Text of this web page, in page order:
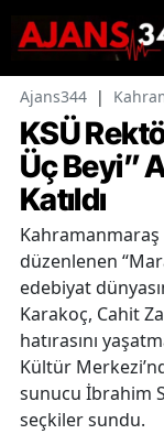
Ajans344 |
KSÜ
Üç Beyi”
Katıldı
düzenlenen
edebiyat
Karakoç, Cahit
hatırasını
Kültür
sunucu İbrahim
seçkiler sundu.